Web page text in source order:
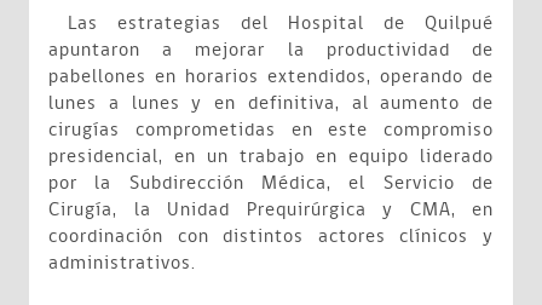
Las estrategias del Hospital de Quilpué
apuntaron a mejorar la productividad de
pabellones en horarios extendidos, operando de
lunes a lunes y en definitiva, al aumento de
cirugías comprometidas en este compromiso
presidencial, en un trabajo en equipo liderado
por la Subdirección Médica, el Servicio de
Cirugía, la Unidad Prequirúrgica y CMA, en
coordinación con distintos actores clínicos y
administrativos.